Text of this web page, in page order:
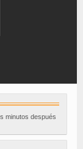
minutos después